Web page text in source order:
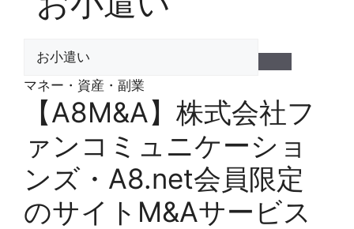
マネー・資産・副業
【A8M&A】株式会社フ
ァンコミュニケーショ
ンズ・A8.net会員限定
のサイトM&Aサービス